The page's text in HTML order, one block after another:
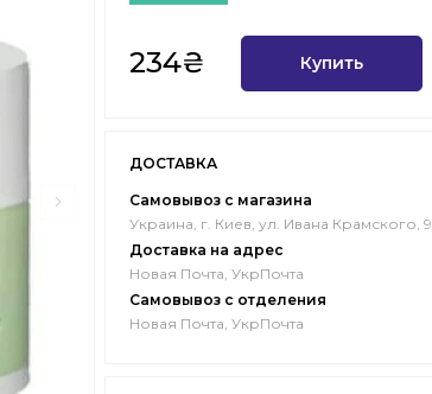
234₴ Купить
ДОСТАВКА
Самовывоз с магазина
Украина, г. Киев, ул. Ивана Крамского, 9
Доставка на адрес
Новая Почта, УкрПочта
Самовывоз с отделения
Новая Почта, УкрПочта